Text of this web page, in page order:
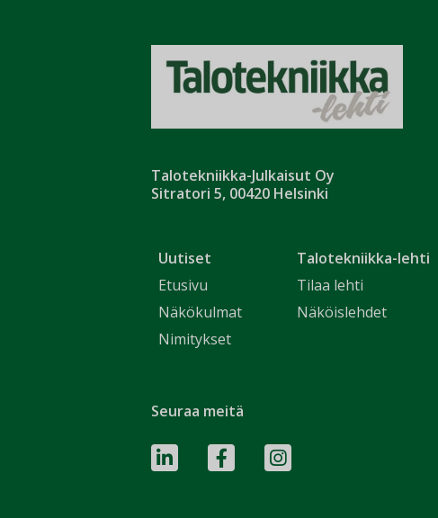
Talotekniikka-Julkaisut Oy
Sitratori 5, 00420 Helsinki
Uutiset
Etusivu
Näkökulmat
Nimitykset
Talotekniikka-lehti
Tilaa lehti
Näköislehdet
Seuraa meitä